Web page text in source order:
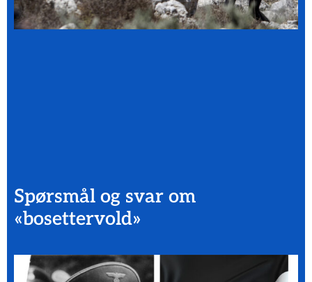
Spørsmål og svar om
«bosettervold»